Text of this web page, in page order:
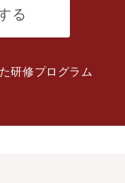
る
研修プログラム